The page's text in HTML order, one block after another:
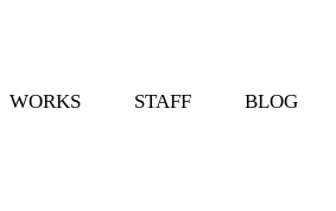
WORKS STAFF BLOG